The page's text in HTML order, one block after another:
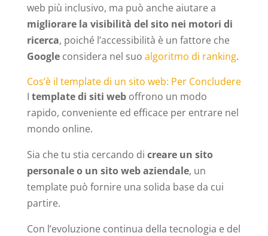
web più inclusivo, ma può anche aiutare a
migliorare la visibilità del sito nei motori di
ricerca, poiché l’accessibilità è un fattore che
Googleconsidera nel suo algoritmo di ranking.
Cos’è il template di un sito web: Per Concludere
I template di siti weboffrono un modo
rapido, conveniente ed efficace per entrare nel
mondo online.
Sia che tu stia cercando di creare un sito
personale o un sito web aziendale, un
template può fornire una solida base da cui
partire.
Con l’evoluzione continua della tecnologia e del